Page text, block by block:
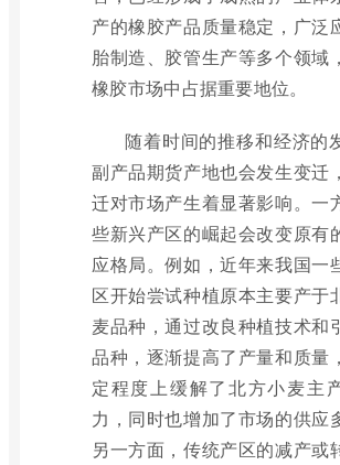
产的橡胶产品质量稳定，广泛
胎制造、胶管生产等多个领域
橡胶市场中占据重要地位。
随着时间的推移和经济的
副产品期货产地也会发生变迁
迁对市场产生着显著影响。一
些新兴产区的崛起会改变原有
应格局。例如，近年来我国一
区开始尝试种植原本主要产于
麦品种，通过改良种植技术和
品种，逐渐提高了产量和质量
定程度上缓解了北方小麦主
力，同时也增加了市场的供应
另一方面，传统产区的减产或